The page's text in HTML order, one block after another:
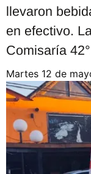
llevaron
en efectivo.
Comisaría
martes 12 de